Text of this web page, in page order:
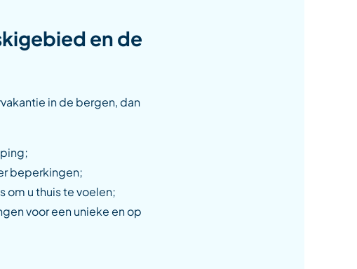
en de
in de bergen, dan
beperkingen;
om u thuis te voelen;
voor een unieke en op